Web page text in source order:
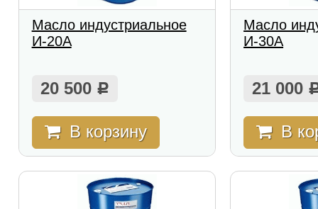
Масло индустриальное
И-20А
20 500 Р
В корзину
Масло
И-30А
21 000
В